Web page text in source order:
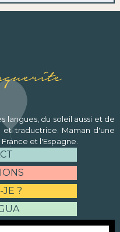
langues, du soleil aussi et de
traductrice. Maman d'une
et l'Espagne.
JE ?